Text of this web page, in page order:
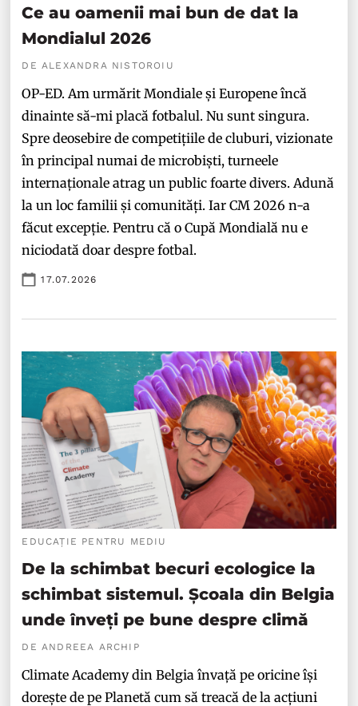
Ce au oamenii mai bun de dat la
Mondialul 2026
DE ALEXANDRA NISTOROIU
OP-ED. Am urmărit Mondiale și Europene încă
dinainte să-mi placă fotbalul. Nu sunt singura.
Spre deosebire de competițiile de cluburi, vizionate
în principal numai de microbiști, turneele
internaționale atrag un public foarte divers. Adună
la un loc familii și comunități. Iar CM 2026 n-a
făcut excepție. Pentru că o Cupă Mondială nu e
niciodată doar despre fotbal.
17.07.2026
EDUCAȚIE PENTRU MEDIU
De la schimbat becuri ecologice la
schimbat sistemul. Școala din Belgia
unde înveți pe bune despre climă
DE ANDREEA ARCHIP
Climate Academy din Belgia învață pe oricine își
dorește de pe Planetă cum să treacă de la acțiuni